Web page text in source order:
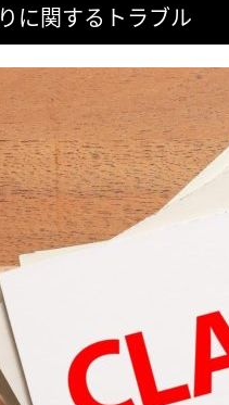
に関するトラブル